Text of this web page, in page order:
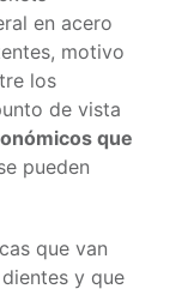
en acero
motivo
los
de vista
que
pueden
que van
y que